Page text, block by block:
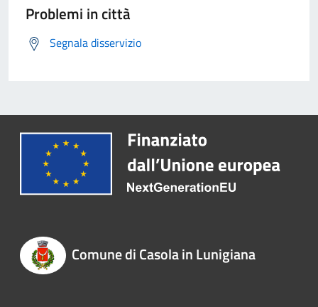
Problemi in città
Segnala disservizio
Comune di Casola in Lunigiana